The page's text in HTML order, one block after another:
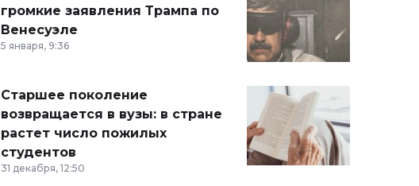
громкие заявления Трампа по
Венесуэле
5 января, 9:36
Старшее поколение
возвращается в вузы: в стране
растет число пожилых
студентов
31 декабря, 12:50